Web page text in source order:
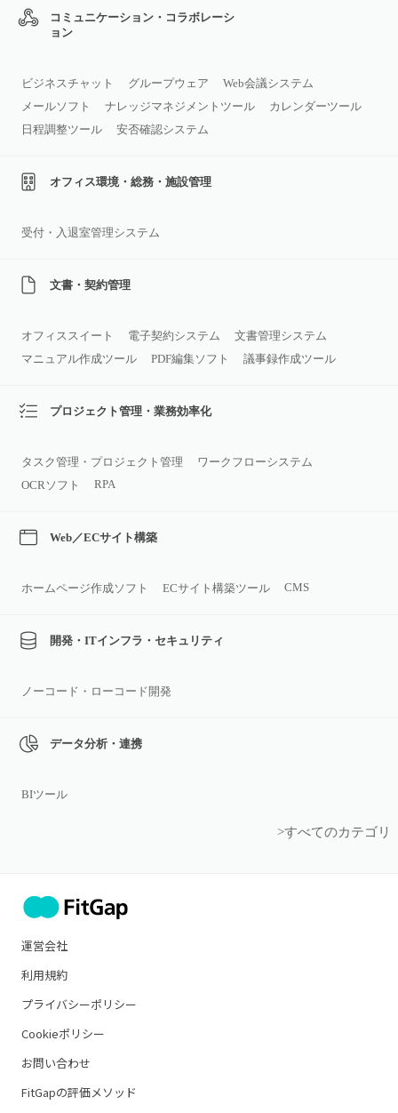
コミュニケーション・コラボレーシ
ョン
ビジネスチャット グループウェア
Web会議システム
メールソフト
ナレッジマネジメントツール
カレンダーツール
日程調整ツール
安否確認システム
オフィス環境・総務・施設管理
受付・入退室管理システム
文書・契約管理
オフィススイート 電子契約システム
文書管理システム
マニュアル作成ツール
PDF編集ソフト 議事録作成ツール
プロジェクト管理・業務効率化
タスク管理・プロジェクト管理
ワークフローシステム
OCRソフト
RPA
Web／ECサイト構築
ホームページ作成ソフト ECサイト構築ツール CMS
開発・ITインフラ・セキュリティ
ノーコード・ローコード開発
データ分析・連携
BIツール
>すべてのカテゴリ
運営会社
利用規約
プライバシーポリシー
Cookieポリシー
お問い合わせ
FitGapの評価メソッド